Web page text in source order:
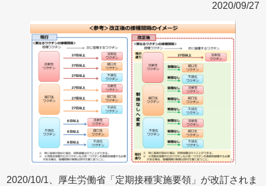
2020/09/27
2020/10/1、厚生労働省「定期接種実施要領」が改訂されま